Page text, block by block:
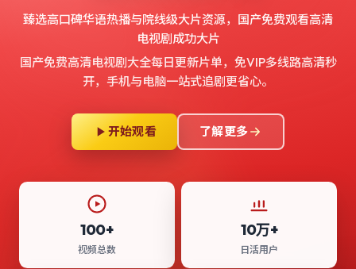
臻选高口碑华语热播与院线级大片资源， 国产免费观看高清
电视剧成功大片
国产免费高清电视剧大全每日更新片单，免VIP多线路高清秒
开，手机与电脑一站式追剧更省心。
开始观看 了解更多
100+
视频总数
10万+
日活用户